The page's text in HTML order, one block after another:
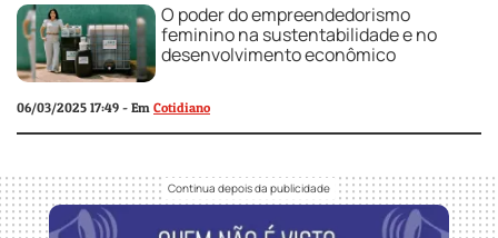
O poder do empreendedorismo
feminino na sustentabilidade e no
desenvolvimento econômico
06/03/2025 17:49 - Em Cotidiano